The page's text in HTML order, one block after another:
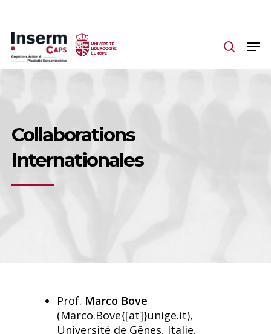
main
content
Collaborations
Internationales
Prof. Marco Bove
(Marco.Bove{[at]}unige.it),
Université de Gênes, Italie.